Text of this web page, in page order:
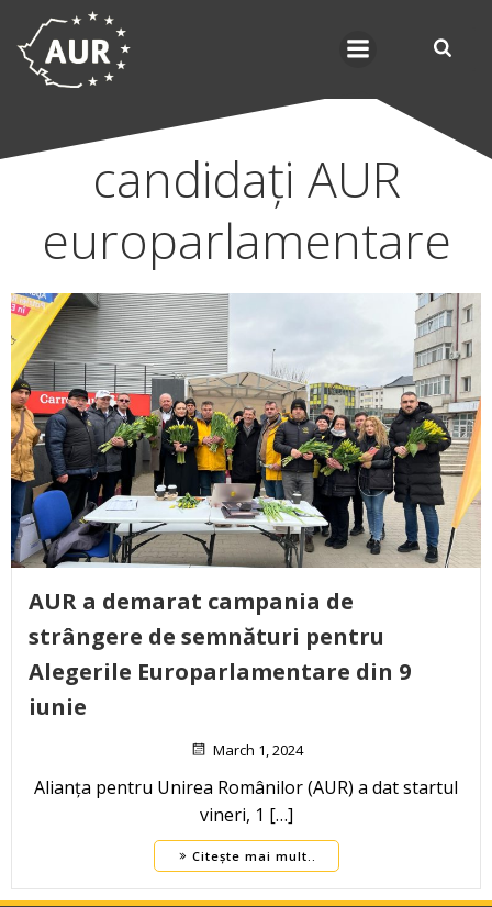
candidați AUR
europarlamentare
AUR a demarat campania de
strângere de semnături pentru
Alegerile Europarlamentare din 9
iunie
March 1, 2024
Alianța pentru Unirea Românilor (AUR) a dat startul
vineri, 1 […]
Citește mai mult..